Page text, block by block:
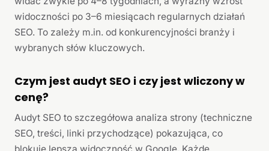
widoczności po 3–6 miesiącach regularnych działań
SEO. To zależy m.in. od konkurencyjności branży i
wybranych słów kluczowych.
Czym jest audyt SEO i czy jest wliczony w
cenę?
Audyt SEO to szczegółowa analiza strony (techniczne
SEO, treści, linki przychodzące) pokazująca, co
blokuje lepszą widoczność w Google. Każde